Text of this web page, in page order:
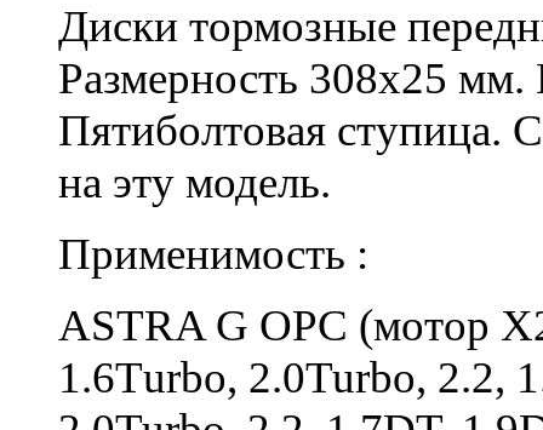
Диски тормозные
Размерность 308х25
Пятиболтовая ступица.
на эту модель.
Применимость :
ASTRA G OPC (мотор
1.6Тurbo, 2.0Turbo, 2.2,